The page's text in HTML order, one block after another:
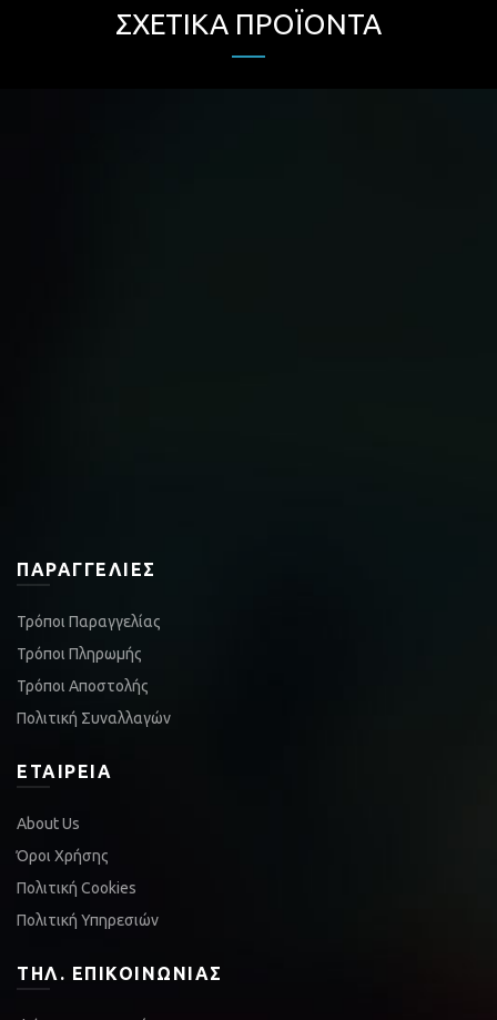
ΣΧΕΤΙΚΆ ΠΡΟΪΌΝΤΑ
ΠΑΡΑΓΓΕΛΊΕΣ
Τρόποι Παραγγελίας
Τρόποι Πληρωμής
Τρόποι Αποστολής
Πολιτική Συναλλαγών
ΕΤΑΙΡΕΊΑ
About Us
Όροι Χρήσης
Πολιτική Cookies
Πολιτική Υπηρεσιών
ΤΗΛ. ΕΠΙΚΟΙΝΩΝΊΑΣ